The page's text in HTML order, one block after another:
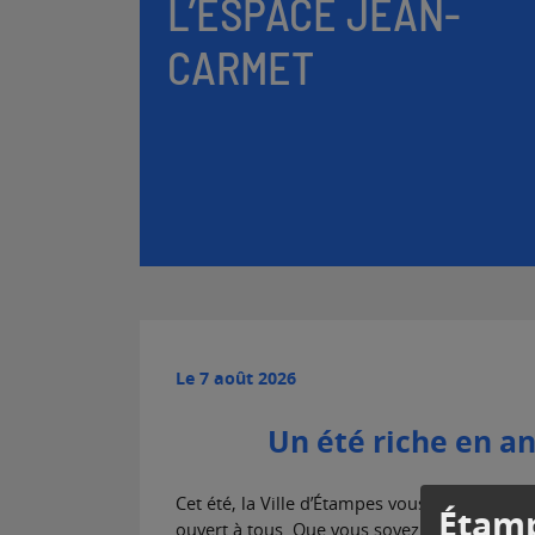
L’ESPACE JEAN-
CARMET
Le7 août 2026
Un été riche en
Cet été, la Ville d’Étampes vous donne
ouvert à tous. Que vous soyez en quête